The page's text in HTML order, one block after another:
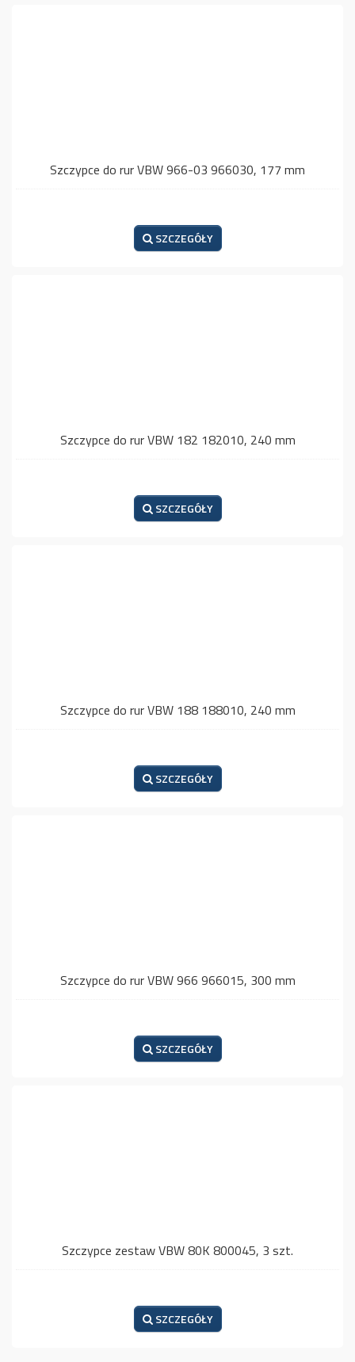
Szczypce do rur VBW 966-03 966030, 177 mm
SZCZEGÓŁY
Szczypce do rur VBW 182 182010, 240 mm
SZCZEGÓŁY
Szczypce do rur VBW 188 188010, 240 mm
SZCZEGÓŁY
Szczypce do rur VBW 966 966015, 300 mm
SZCZEGÓŁY
Szczypce zestaw VBW 80K 800045, 3 szt.
SZCZEGÓŁY